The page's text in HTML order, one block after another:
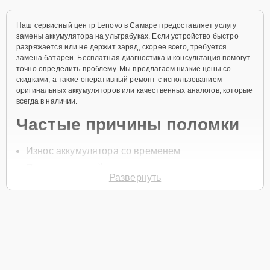
Наш сервисный центр Lenovo в Самаре предоставляет услугу
замены аккумулятора на ультрабуках. Если устройство быстро
разряжается или не держит заряд, скорее всего, требуется
замена батареи. Бесплатная диагностика и консультация помогут
точно определить проблему. Мы предлагаем низкие цены со
скидками, а также оперативный ремонт с использованием
оригинальных аккумуляторов или качественных аналогов, которые
всегда в наличии.
Частые причины поломки
Износ аккумулятора со временем
Неисправности контроллера питания
Развернуть